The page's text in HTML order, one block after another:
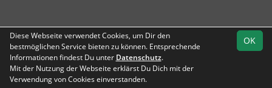
OK
Diese Webseite verwendet Cookies, um Dir den
bestmöglichen Service bieten zu können. Entsprechende
Informationen findest Du unter Datenschutz.
Mit der Nutzung der Webseite erklärst Du Dich mit der
Verwendung von Cookies einverstanden.